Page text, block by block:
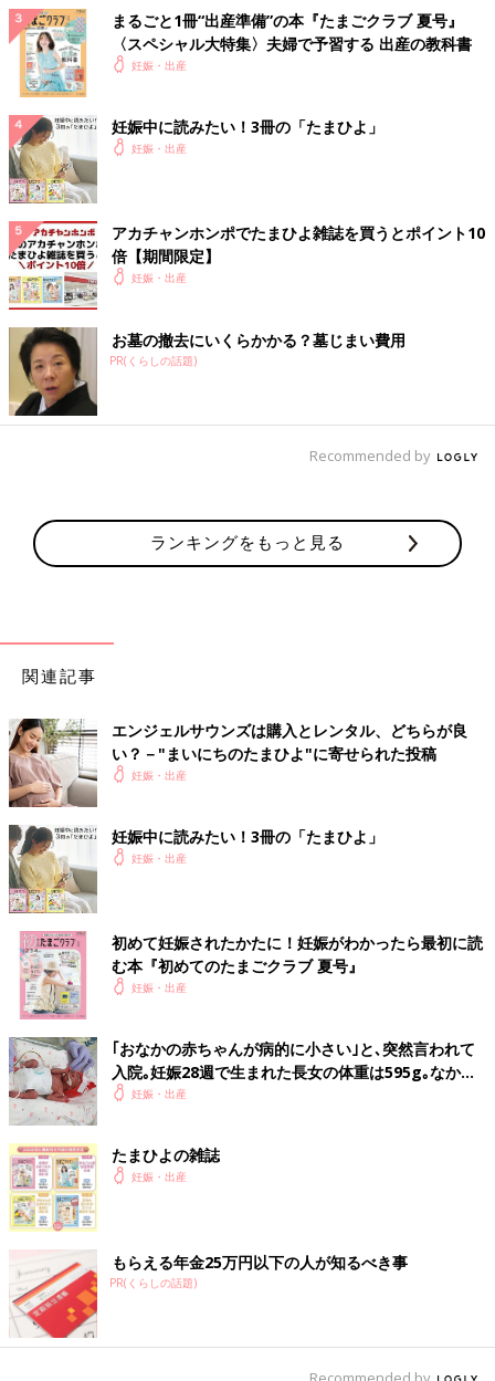
まるごと1冊“出産準備”の本『たまごクラブ 夏号』
〈スペシャル大特集〉夫婦で予習する 出産の教科書
妊娠・出産
妊娠中に読みたい！3冊の「たまひよ」
妊娠・出産
アカチャンホンポでたまひよ雑誌を買うとポイント10
倍【期間限定】
妊娠・出産
お墓の撤去にいくらかかる？墓じまい費用
PR(くらしの話題)
Recommended by
ランキングをもっと見る
関連記事
エンジェルサウンズは購入とレンタル、どちらが良
い？－"まいにちのたまひよ"に寄せられた投稿
妊娠・出産
妊娠中に読みたい！3冊の「たまひよ」
妊娠・出産
初めて妊娠されたかたに！妊娠がわかったら最初に読
む本『初めてのたまごクラブ 夏号』
妊娠・出産
｢おなかの赤ちゃんが病的に小さい｣と､突然言われて
入院｡妊娠28週で生まれた長女の体重は595g｡なかな
か会えない日々に涙した【低出生体重児】
妊娠・出産
たまひよの雑誌
妊娠・出産
もらえる年金25万円以下の人が知るべき事
PR(くらしの話題)